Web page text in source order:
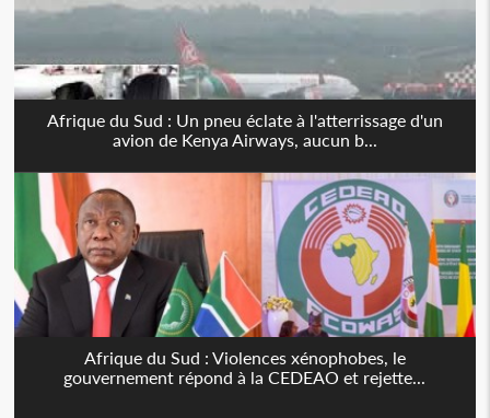
Afrique du Sud : Un pneu éclate à l'atterrissage d'un
avion de Kenya Airways, aucun b...
Afrique du Sud : Violences xénophobes, le
gouvernement répond à la CEDEAO et rejette...